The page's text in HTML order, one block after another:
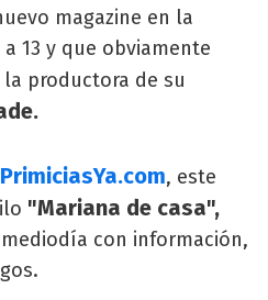
magazine en la
13 y que obviamente
la productora de su
PrimiciasYa.com, este
"Mariana de casa",
con información,